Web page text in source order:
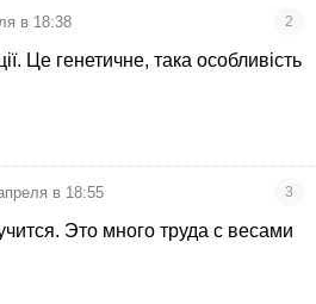
в 18:38 2
Це генетичне, така особливість
в 18:55 3
Это много труда с весами